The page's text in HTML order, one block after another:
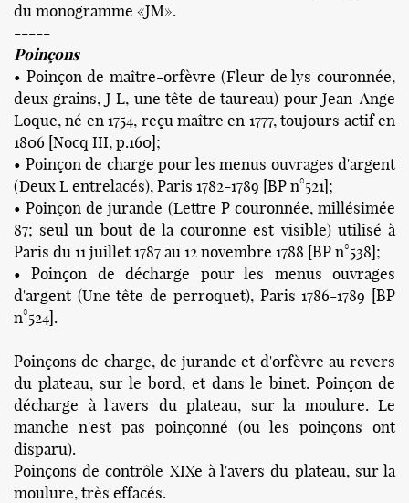
du monogramme «JM».
-----
Poinçons
• Poinçon de maître-orfèvre (Fleur de lys couronnée,
deux grains, J L, une tête de taureau) pour Jean-Ange
Loque, né en 1754, reçu maître en 1777, toujours actif en
1806 [Nocq III, p.160];
• Poinçon de charge pour les menus ouvrages d'argent
(Deux L entrelacés), Paris 1782-1789 [BP n°521];
• Poinçon de jurande (Lettre P couronnée, millésimée
87; seul un bout de la couronne est visible) utilisé à
Paris du 11 juillet 1787 au 12 novembre 1788 [BP n°538];
• Poinçon de décharge pour les menus ouvrages
d'argent (Une tête de perroquet), Paris 1786-1789 [BP
n°524].
Poinçons de charge, de jurande et d'orfèvre au revers
du plateau, sur le bord, et dans le binet. Poinçon de
décharge à l'avers du plateau, sur la moulure. Le
manche n'est pas poinçonné (ou les poinçons ont
disparu).
Poinçons de contrôle XIXe à l'avers du plateau, sur la
moulure, très effacés.